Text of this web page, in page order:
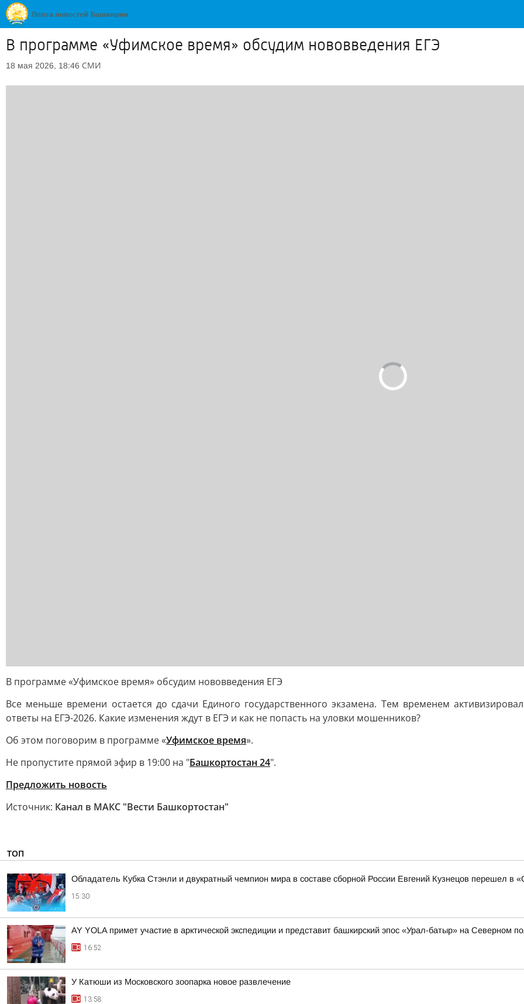
В программе «Уфимское время» обсудим нововведения ЕГЭ
18 мая 2026, 18:46 СМИ
В программе «Уфимское время» обсудим нововведения ЕГЭ
Все меньше времени остается до сдачи Единого государственного экзамена. Тем временем
ответы на ЕГЭ-2026. Какие изменения ждут в ЕГЭ и как не попасть на уловки мошенников?
Об этом поговорим в программе «Уфимское время».
Не пропустите прямой эфир в 19:00 на "Башкортостан 24".
Предложить новость
Источник: Канал в МАКС "Вести Башкортостан"
ТОП
Обладатель Кубка Стэнли и двукратный чемпион мира в составе сборной России Евгений Кузнецов перешел в
15:30
AY YOLA примет участие в арктической экспедиции и представит башкирский эпос «Урал-батыр» на Северном
16:52
У Катюши из Московского зоопарка новое развлечение
13:58